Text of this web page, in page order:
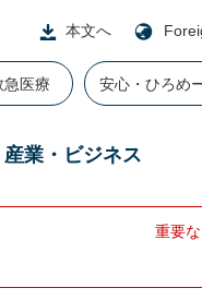
本文へ
急医療 安心・ひろめ
産業・ビジネス
重要